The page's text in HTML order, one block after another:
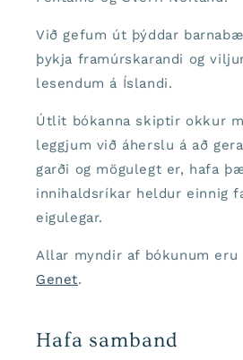
Við gefum út þýddar
þykja framúrskarandi og
lesendum á Íslandi.
Útlit bókanna skiptir okkur
leggjum við áherslu á að
garði og mögulegt er, hafa
innihaldsríkar heldur einnig
eigulegar.
Allar myndir af bókunum
Genet.
Hafa samband